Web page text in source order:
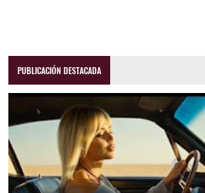
PUBLICACIÓN DESTACADA